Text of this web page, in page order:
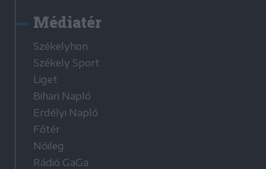
Médiatér
Székelyhon
Székely Sport
Liget
Bihari Napló
Erdélyi Napló
Főtér
Nőileg
Rádió GaGa